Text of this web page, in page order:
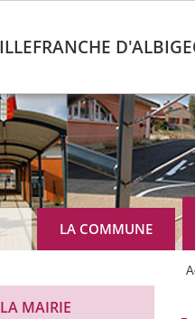
LA COMMUNE
LA MAIRIE